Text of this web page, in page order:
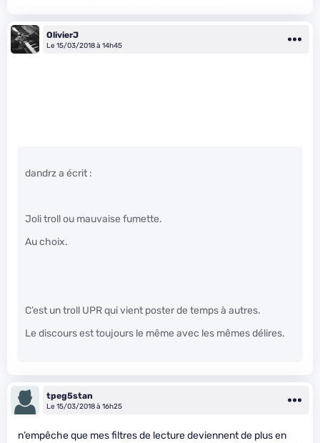
OlivierJ
Le 15/03/2018 à 14h45
dandrz a écrit :
Joli troll ou mauvaise fumette.
Au choix.
C’est un troll UPR qui vient poster de temps à autres.
Le discours est toujours le même avec les mêmes délires.
tpeg5stan
Le 15/03/2018 à 16h25
n’empêche que mes filtres de lecture deviennent de plus en